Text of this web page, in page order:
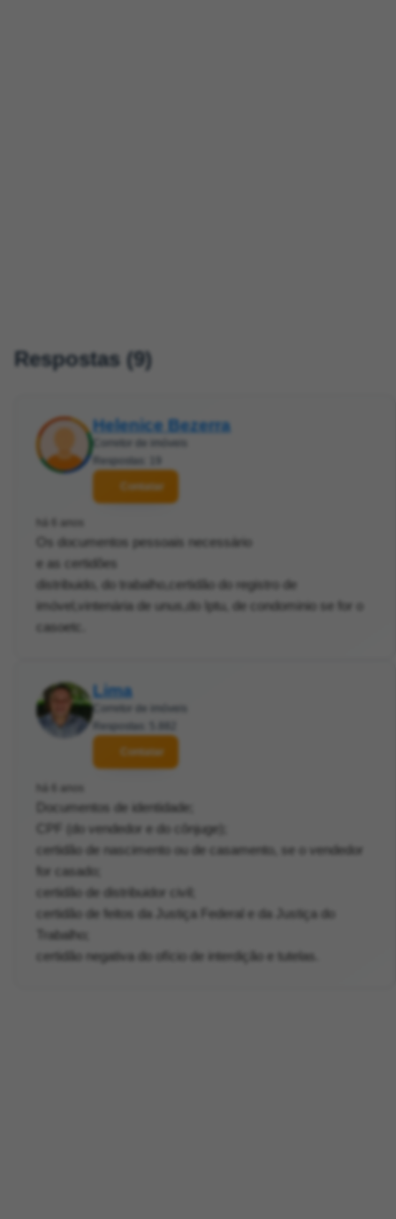
Respostas (9)
Helenice Bezerra
Contatar
Os documentos pessoais necessário
e as certidões
distribuido, do trabalho,certidão do registro de
imóvel,vintenária de unus,do Iptu, de condominio se for o
casoetc.
Lima
Contatar
Documentos de identidade;
CPF (do vendedor e do cônjuge);
certidão de nascimento ou de casamento, se o vendedor
for casado;
certidão de distribuidor civil;
certidão de feitos da Justiça Federal e da Justiça do
Trabalho;
certidão negativa do ofício de interdição e tutelas.